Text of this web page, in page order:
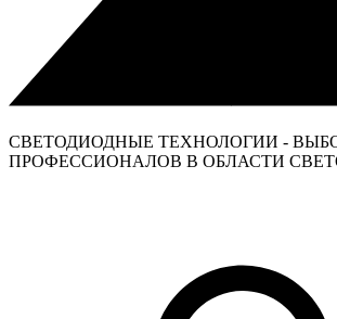
СВЕТОДИОДНЫЕ ТЕХНОЛОГИИ -
ПРОФЕССИОНАЛОВ В ОБЛАСТИ